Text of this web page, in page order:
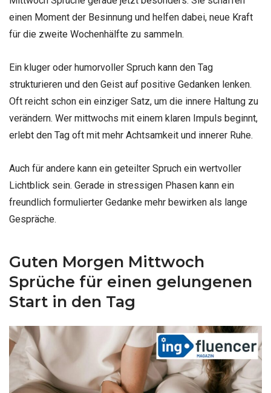
einen Moment der Besinnung und helfen dabei, neue Kraft
für die zweite Wochenhälfte zu sammeln.
Ein kluger oder humorvoller Spruch kann den Tag
strukturieren und den Geist auf positive Gedanken lenken.
Oft reicht schon ein einziger Satz, um die innere Haltung zu
verändern. Wer mittwochs mit einem klaren Impuls beginnt,
erlebt den Tag oft mit mehr Achtsamkeit und innerer Ruhe.
Auch für andere kann ein geteilter Spruch ein wertvoller
Lichtblick sein. Gerade in stressigen Phasen kann ein
freundlich formulierter Gedanke mehr bewirken als lange
Gespräche.
Guten Morgen Mittwoch
Sprüche für einen gelungenen
Start in den Tag